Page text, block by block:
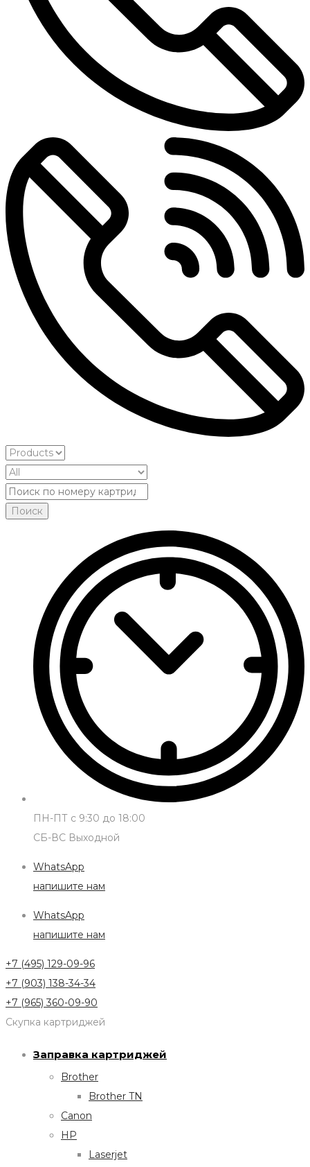
ПН-ПТ с 9:30 до 18:00
СБ-ВС Выходной
WhatsApp
напишите нам
WhatsApp
напишите нам
+7 (495) 129-09-96
+7 (903) 138-34-34
+7 (965) 360-09-90
Скупка картриджей
Заправка картриджей
Brother
Brother TN
Canon
HP
Laserjet